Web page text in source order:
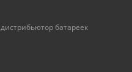
батареек